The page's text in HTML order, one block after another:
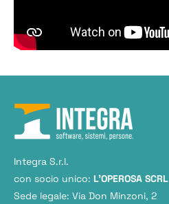
Integra S.r.l.
con socio unico: L'OPEROSA SCRL
Sede legale: Via Don Minzoni, 2